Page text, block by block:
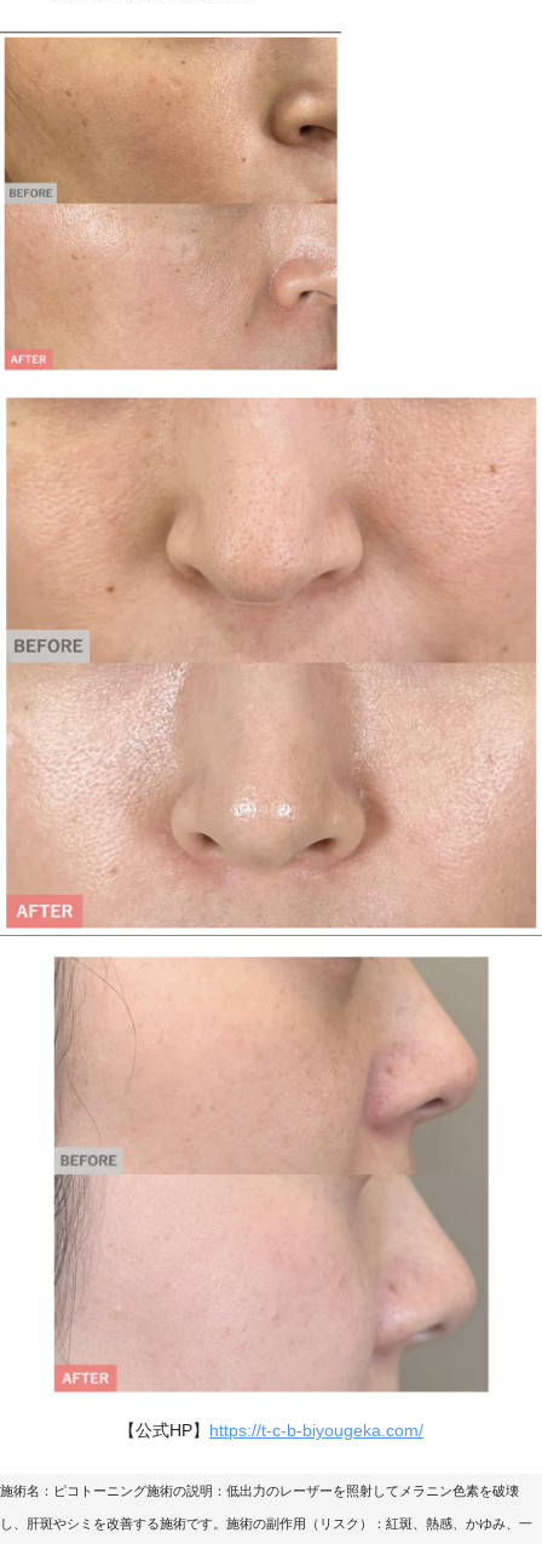
【公式HP】 https://t-c-b-biyougeka.com/
施術名：ピコトーニング施術の説明：低出力のレーザーを照射してメラニン色素を破壊
し、肝斑やシミを改善する施術です。施術の副作用（リスク）：紅斑、熱感、かゆみ、一